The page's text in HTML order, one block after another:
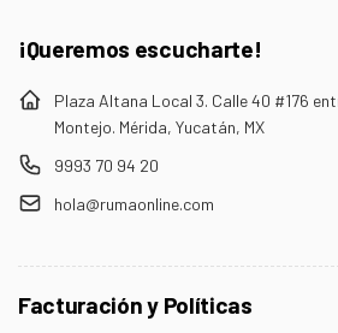
¡Queremos escucharte!
Plaza Altana Local 3. Calle 40 #176
Montejo. Mérida, Yucatán, MX
9993 70 94 20
hola@rumaonline.com
Facturación y Políticas